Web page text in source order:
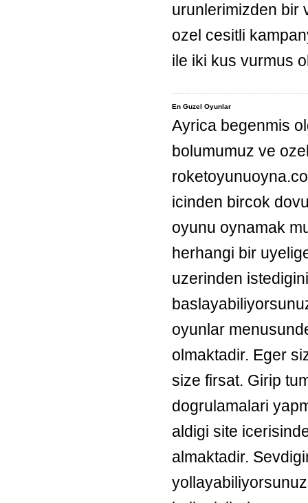
urunlerimizden bir
ozel cesitli
ile iki kus vurmus
En Guzel Oyunlar
Ayrica begenmis
bolumumuz ve
icinden bircok
oyunu oynamak
herhangi bir
uzerinden
oyunlar
olmaktadir. Eger
size firsat. Girip
dogrulamalari
aldigi site
almaktadir.